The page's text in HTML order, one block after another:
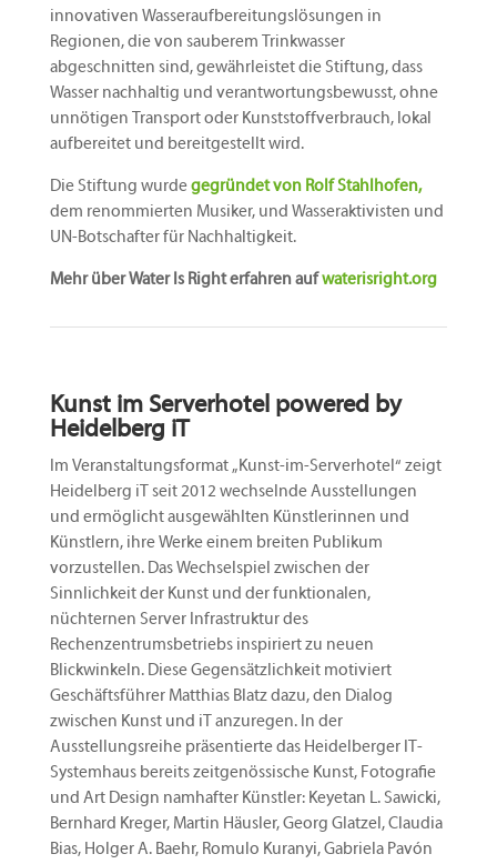
innovativen Wasseraufbereitungslösungen in
Regionen, die von sauberem Trinkwasser
abgeschnitten sind, gewährleistet die Stiftung, dass
Wasser nachhaltig und verantwortungsbewusst, ohne
unnötigen Transport oder Kunststoffverbrauch, lokal
aufbereitet und bereitgestellt wird.
Die Stiftung wurdegegründet von Rolf Stahlhofen,
dem renommierten Musiker, und Wasseraktivisten und
UN-Botschafter für Nachhaltigkeit.
Mehr über Water Is Right erfahren aufwaterisright.org
Kunst im Serverhotel powered by
Heidelberg iT
Im Veranstaltungsformat „Kunst-im-Serverhotel“ zeigt
Heidelberg iT seit 2012 wechselnde Ausstellungen
und ermöglicht ausgewählten Künstlerinnen und
Künstlern, ihre Werke einem breiten Publikum
vorzustellen. Das Wechselspiel zwischen der
Sinnlichkeit der Kunst und der funktionalen,
nüchternen Server Infrastruktur des
Rechenzentrumsbetriebs inspiriert zu neuen
Blickwinkeln. Diese Gegensätzlichkeit motiviert
Geschäftsführer Matthias Blatz dazu, den Dialog
zwischen Kunst und iT anzuregen. In der
Ausstellungsreihe präsentierte das Heidelberger IT-
Systemhaus bereits zeitgenössische Kunst, Fotografie
und Art Design namhafter Künstler: Keyetan L. Sawicki,
Bernhard Kreger, Martin Häusler, Georg Glatzel, Claudia
Bias, Holger A. Baehr, Romulo Kuranyi, Gabriela Pavón